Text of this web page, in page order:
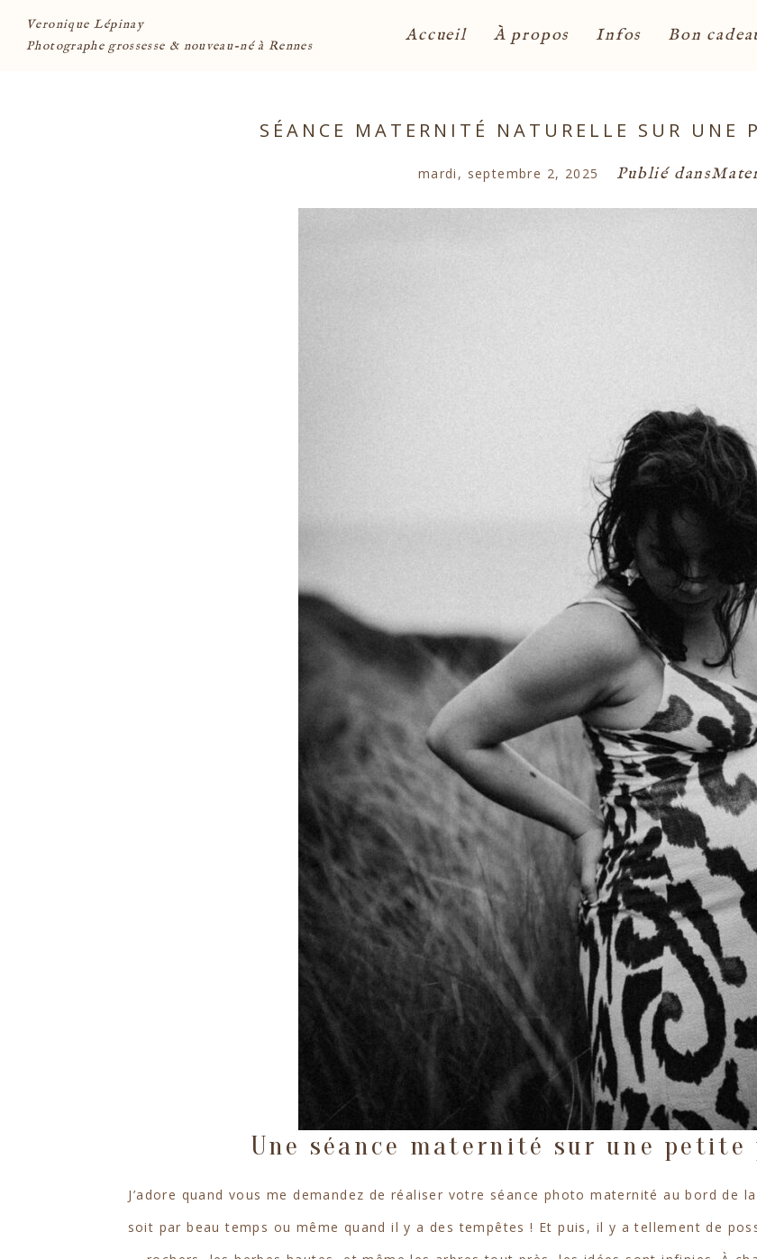
Veronique Lépinay
Photographe grossesse & nouveau-né à Rennes
Accueil À propos Infos Bon
SÉANCE MATERNITÉ NATURELLE SUR UNE
mardi, septembre 2, 2025 Publié dans
Une séance maternité sur une petite
J’adore quand vous me demandez de réaliser votre séance photo maternité au bord de
soit par beau temps ou même quand il y a des tempêtes ! Et puis, il y a tellement de